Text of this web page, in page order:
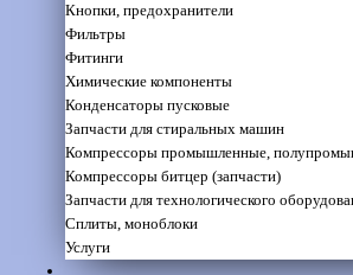
Кнопки, предохранители
Фильтры
Фитинги
Химические компоненты
Конденсаторы пусковые
Запчасти для стиральных машин
Компрессоры промышленные,
Компрессоры битцер (запчасти)
Запчасти для технологического
Сплиты, моноблоки
Услуги